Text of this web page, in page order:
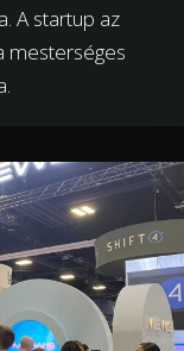
A startup az
mesterséges